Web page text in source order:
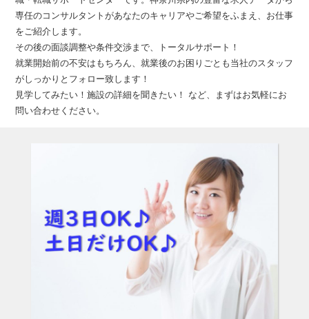
専任のコンサルタントがあなたのキャリアやご希望をふまえ、お仕事
をご紹介します。
その後の面談調整や条件交渉まで、トータルサポート！
就業開始前の不安はもちろん、就業後のお困りごとも当社のスタッフ
がしっかりとフォロー致します！
見学してみたい！施設の詳細を聞きたい！ など、まずはお気軽にお
問い合わせください。